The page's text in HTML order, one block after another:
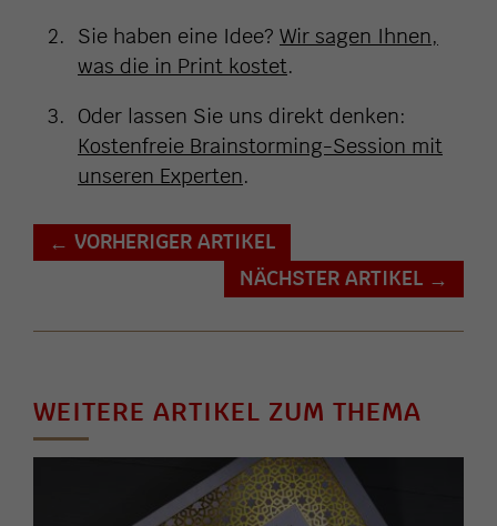
Sie haben eine Idee? Wir sagen Ihnen,
was die in Print kostet.
Oder lassen Sie uns direkt denken:
Kostenfreie Brainstorming-Session mit
unseren Experten.
← VORHERIGER ARTIKEL
NÄCHSTER ARTIKEL →
WEITERE ARTIKEL ZUM THEMA